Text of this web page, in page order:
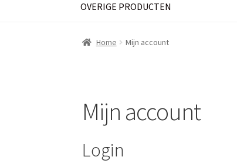
OVERIGE PRODUCTEN
Home Mijn account
Mijn account
Login